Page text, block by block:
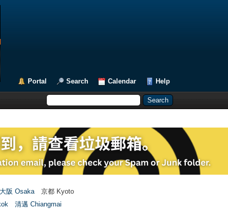
Portal Search Calendar Help
大阪 Osaka 京都 Kyoto
清邁 Chiangmai